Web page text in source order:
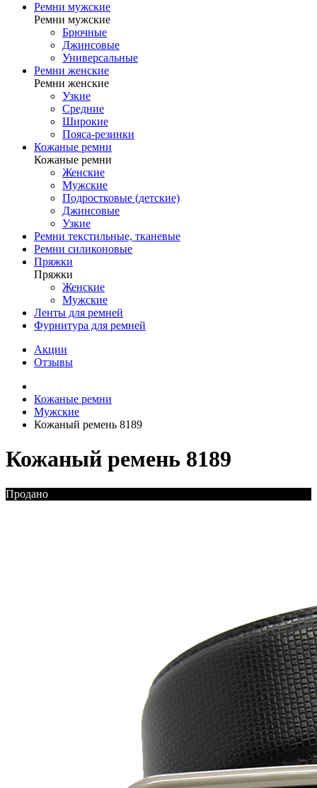
Ремни мужские
Ремни мужские
Брючные
Джинсовые
Универсальные
Ремни женские
Ремни женские
Узкие
Средние
Широкие
Пояса-резинки
Кожаные ремни
Кожаные ремни
Женские
Мужские
Подростковые (детские)
Джинсовые
Узкие
Ремни текстильные, тканевые
Ремни силиконовые
Пряжки
Пряжки
Женские
Мужские
Ленты для ремней
Фурнитура для ремней
Акции
Отзывы
Кожаные ремни
Мужские
Кожаный ремень 8189
Кожаный ремень 8189
Продано